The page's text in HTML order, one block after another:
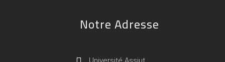
Notre Adresse